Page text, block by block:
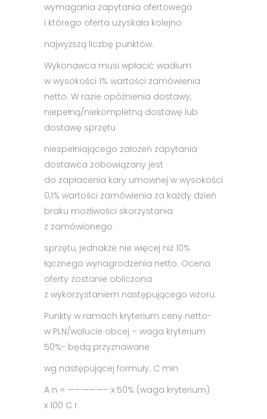
wymagania zapytania ofertowego
i którego oferta uzyskała kolejno
najwyższą liczbę punktów.
Wykonawca musi wpłacić wadium
w wysokości 1% wartości zamówienia
netto. W razie opóźnienia dostawy,
niepełną/niekompletną dostawę lub
dostawę sprzętu
niespełniającego założeń zapytania
dostawca zobowiązany jest
do zapłacenia kary umownej w wysokości
0,1% wartości zamówienia za każdy dzień
braku możliwości skorzystania
z zamówionego
sprzętu, jednakże nie więcej niż 10%
łącznego wynagrodzenia netto. Ocena
oferty zostanie obliczona
z wykorzystaniem następującego wzoru:
Punkty w ramach kryterium ceny netto-
w PLN/walucie obcej – waga kryterium
50%- będą przyznawane
wg następującej formuły: C min
A n = —————– x 50% (waga kryterium)
x 100 C r